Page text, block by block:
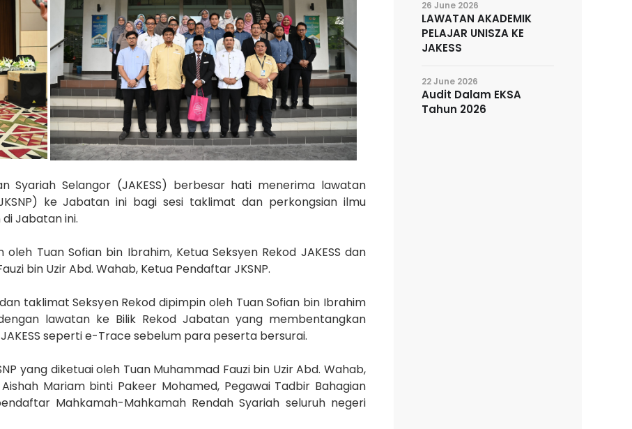
Syariah Selangor (JAKESS) berbesar hati menerima lawatan
ke Jabatan ini bagi sesi taklimat dan perkongsian ilmu
Jabatan ini.
Tuan Sofian bin Ibrahim, Ketua Seksyen Rekod JAKESS dan
bin Uzir Abd. Wahab, Ketua Pendaftar JKSNP.
taklimat Seksyen Rekod dipimpin oleh Tuan Sofian bin Ibrahim
lawatan ke Bilik Rekod Jabatan yang membentangkan
seperti e-Trace sebelum para peserta bersurai.
yang diketuai oleh Tuan Muhammad Fauzi bin Uzir Abd. Wahab,
Mariam binti Pakeer Mohamed, Pegawai Tadbir Bahagian
Mahkamah-Mahkamah Rendah Syariah seluruh negeri
26 June 2026
LAWATAN AKADEMIK
PELAJAR UNISZA KE
JAKESS
22 June 2026
Audit Dalam EKSA
Tahun 2026